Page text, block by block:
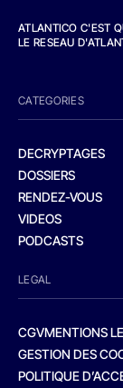
ATLANTICO C'EST
LE RESEAU
CATEGORIES
DECRYPTAGES
DOSSIERS
RENDEZ-VOUS
VIDEOS
PODCASTS
LEGAL
CGVMENTIONS
GESTION DES
POLITIQUE